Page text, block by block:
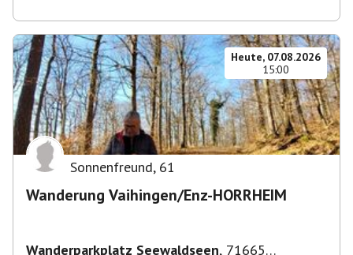
Heute, 07.08.2026
15:00
Sonnenfreund, 61
Wanderung Vaihingen/Enz-HORRHEIM
Wanderparkplatz Seewaldseen, 71665